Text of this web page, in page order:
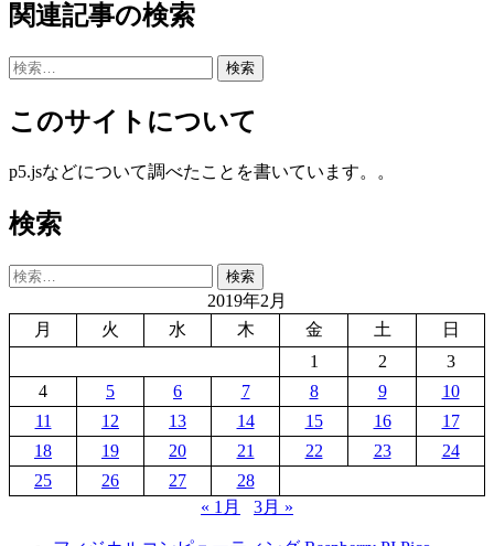
関連記事の検索
検
このサイトについて
p5.jsなどについて調べたことを書いています。。
検索
検
2019年2月
月
火 水 木 金 土
日
1
2
3
4
5 6 7 8 9
10
11
12 13 14 15 16
17
18
19 20 21 22 23
24
25
26 27
28
« 1月
3月 »